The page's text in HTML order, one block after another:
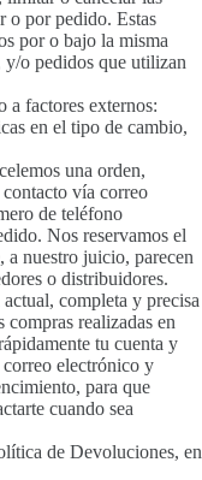
o por pedido. Estas
por o bajo la misma
y/o pedidos que utilizan
a factores externos:
en el tipo de cambio,
una orden,
vía correo
de teléfono
Nos reservamos el
a nuestro juicio, parecen
o distribuidores.
completa y precisa
realizadas en
tu cuenta y
electrónico y
para que
cuando sea
de Devoluciones, en